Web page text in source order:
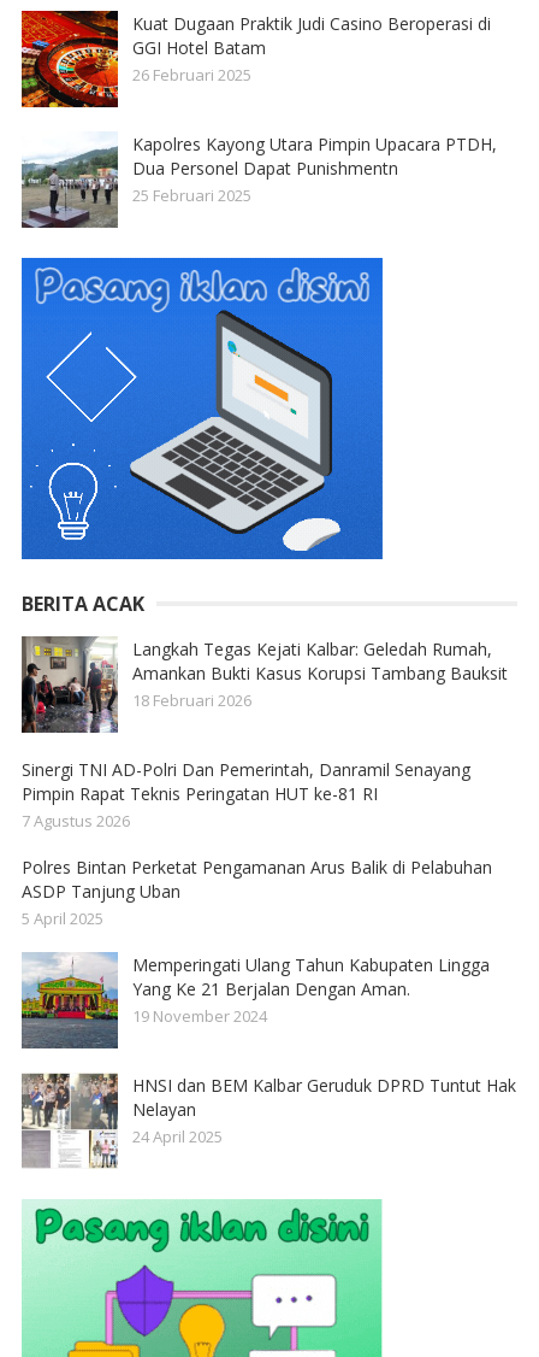
Kuat Dugaan Praktik Judi Casino Beroperasi di
GGI Hotel Batam
26 Februari 2025
Kapolres Kayong Utara Pimpin Upacara PTDH,
Dua Personel Dapat Punishmentn
25 Februari 2025
BERITA ACAK
Langkah Tegas Kejati Kalbar: Geledah Rumah,
Amankan Bukti Kasus Korupsi Tambang Bauksit ​
18 Februari 2026
Sinergi TNI AD-Polri Dan Pemerintah, Danramil Senayang
Pimpin Rapat Teknis Peringatan HUT ke-81 RI
7 Agustus 2026
Polres Bintan Perketat Pengamanan Arus Balik di Pelabuhan
ASDP Tanjung Uban
5 April 2025
Memperingati Ulang Tahun Kabupaten Lingga
Yang Ke 21 Berjalan Dengan Aman.
19 November 2024
HNSI dan BEM Kalbar Geruduk DPRD Tuntut Hak
Nelayan
24 April 2025